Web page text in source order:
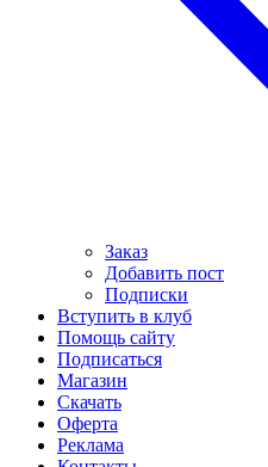
Заказ
Добавить пост
Подписки
Вступить в клуб
Помощь сайту
Подписаться
Магазин
Скачать
Оферта
Реклама